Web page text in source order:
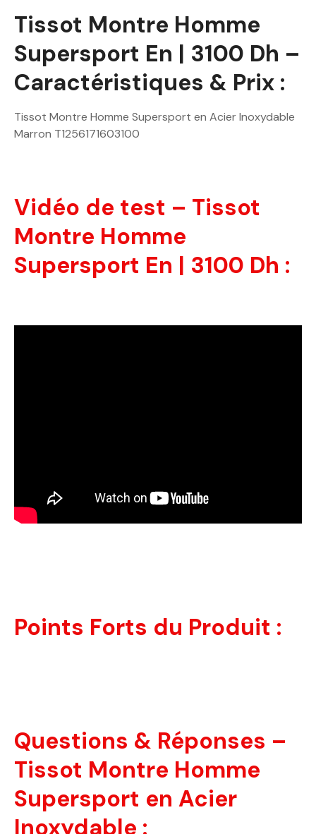
Tissot Montre Homme
Supersport En | 3100 Dh –
Caractéristiques & Prix :
Tissot Montre Homme Supersport en Acier Inoxydable
Marron T1256171603100
Vidéo de test – Tissot
Montre Homme
Supersport En | 3100 Dh :
Points Forts du Produit :
Questions & Réponses –
Tissot Montre Homme
Supersport en Acier
Inoxydable :